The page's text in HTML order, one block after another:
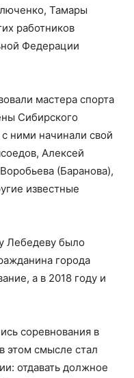
Тамары
работников
Федерации
мастера спорта
Сибирского
ними начинали свой
Алексей
(Баранова),
известные
Лебедеву было
города
а в 2018 году и
соревнования в
этом смысле стал
отдавать должное